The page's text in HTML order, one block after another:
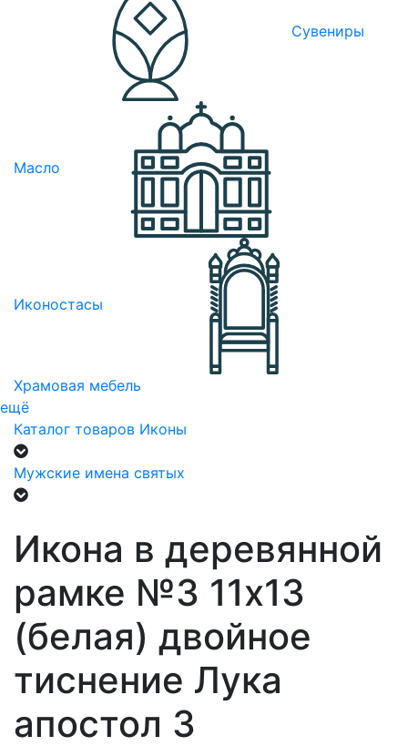
Сувениры
Масло
Иконостасы
Храмовая мебель
ещё
Каталог товаров Иконы
Мужские имена святых
Икона в деревянной
рамке №3 11х13
(белая) двойное
тиснение Лука
апостол 3